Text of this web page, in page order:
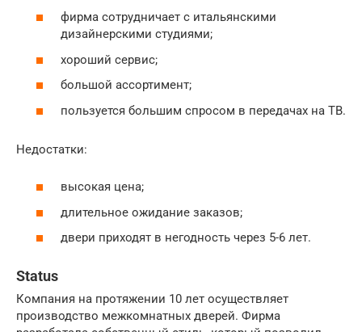
фирма сотрудничает с итальянскими
дизайнерскими студиями;
хороший сервис;
большой ассортимент;
пользуется большим спросом в передачах на ТВ.
Недостатки:
высокая цена;
длительное ожидание заказов;
двери приходят в негодность через 5-6 лет.
Status
Компания на протяжении 10 лет осуществляет
производство межкомнатных дверей. Фирма